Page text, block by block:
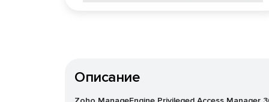
Описание